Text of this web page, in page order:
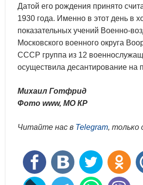
Датой его рождения принято
1930 года. Именно в этот день в
показательных учений Военно-
Московского военного округа
СССР группа из 12
осуществила десантирование на
Михаил Готфрид
Фото www, МО КР
Читайте нас в Telegram, только